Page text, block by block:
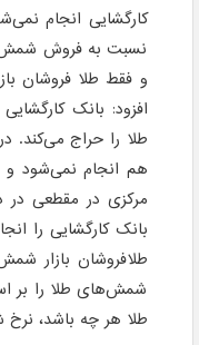
کارگشایی انجام
نسبت به فروش شمش
و فقط طلا فروشان
افزود: بانک
طلا را حراج می‌کند.
هم انجام نمی‌شود و
مرکزی در مقطعی در
بانک کارگشایی را
طلافروشان بازار
شمش‌های طلا را بر
طلا هر چه باشد،